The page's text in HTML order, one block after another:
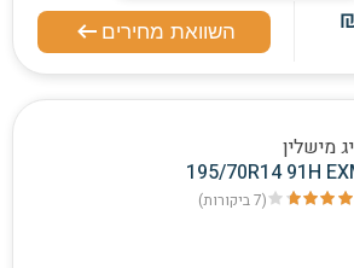
השוואת מחירים
מישלין
195/70R14 91H
(7 ביקורות)